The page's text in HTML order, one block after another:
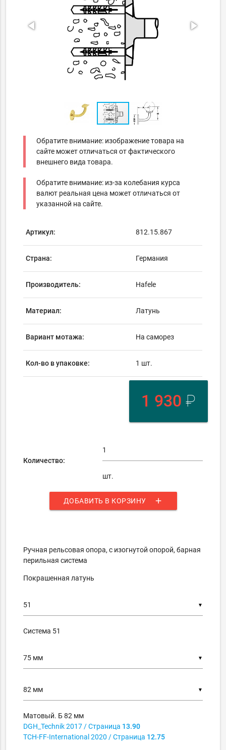
Обратите внимание: изображение товара на
сайте может отличаться от фактического
внешнего вида товара.
Обратите внимание: из-за колебания курса
валют реальная цена может отличаться от
указанной на сайте.
Артикул: 812.15.867
Страна: Германия
Производитель: Hafele
Материал: Латунь
Вариант мотажа: На саморез
Кол-во в упаковке: 1 шт.
1 930 ₽
Количество:
шт.
ДОБАВИТЬ В КОРЗИНУ add
Ручная рельсовая опора, с изогнутой опорой, барная
перильная система
Покрашенная латунь
▼
Система 51
▼
▼
Матовый. Б 82 мм
DGH_Technik2017 / Страница 13.90
TCH-FF-International2020 / Страница 12.75